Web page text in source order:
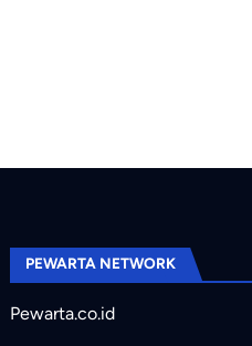
PEWARTA NETWORK
Pewarta.co.id